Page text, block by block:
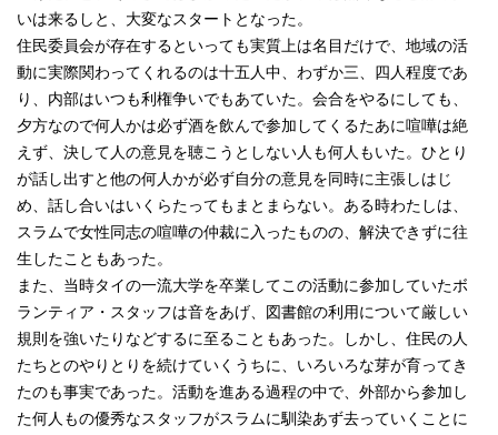
いは来るしと、大変なスタートとなった。
住民委員会が存在するといっても実質上は名目だけで、地域の活
動に実際関わってくれるのは十五人中、わずか三、四人程度であ
り、内部はいつも利権争いでもあていた。会合をやるにしても、
夕方なので何人かは必ず酒を飲んで参加してくるたあに喧嘩は絶
えず、決して人の意見を聴こうとしない人も何人もいた。ひとり
が話し出すと他の何人かが必ず自分の意見を同時に主張しはじ
め、話し合いはいくらたってもまとまらない。ある時わたしは、
スラムで女性同志の喧嘩の仲裁に入ったものの、解決できずに往
生したこともあった。
また、当時タイの一流大学を卒業してこの活動に参加していたボ
ランティア・スタッフは音をあげ、図書館の利用について厳しい
規則を強いたりなどするに至ることもあった。しかし、住民の人
たちとのやりとりを続けていくうちに、いろいろな芽が育ってき
たのも事実であった。活動を進ある過程の中で、外部から参加し
た何人もの優秀なスタッフがスラムに馴染あず去っていくことに